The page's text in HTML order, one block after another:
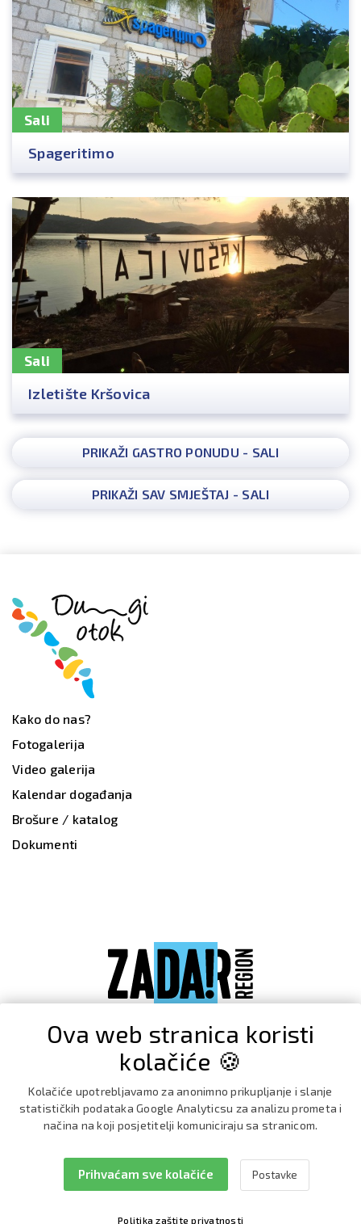
Sali
Spageritimo
Sali
Izletište Kršovica
PRIKAŽI GASTRO PONUDU - SALI
PRIKAŽI SAV SMJEŠTAJ - SALI
Kako do nas?
Fotogalerija
Video galerija
Kalendar događanja
Brošure / katalog
Dokumenti
Instagram
Ova web stranica koristi
kolačiće 🍪
Kolačiće upotrebljavamo za anonimno prikupljanje i slanje
statističkih podataka Google Analyticsu za analizu prometa i
načina na koji posjetitelji komuniciraju sa stranicom.
Politika zaštite privatnosti
Prihvaćam sve kolačiće Postavke